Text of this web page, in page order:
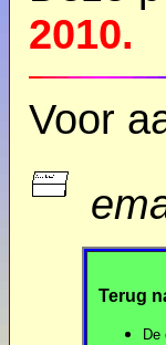
2010.
Voor
Terug
De